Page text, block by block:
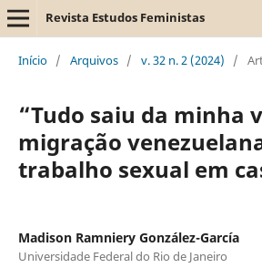
Revista Estudos Feministas
Início / Arquivos / v. 32 n. 2 (2024) /
“Tudo saiu da minha
migração
trabalho sexual em
Madison Ramniery González-García
Universidade Federal do Rio de Janeiro